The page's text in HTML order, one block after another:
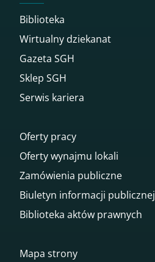
Biblioteka
Wirtualny dziekanat
Gazeta SGH
Sklep SGH
Serwis kariera
Oferty pracy
Oferty wynajmu lokali
Zamówienia publiczne
Biuletyn informacji publicznej
Biblioteka aktów prawnych
Mapa strony